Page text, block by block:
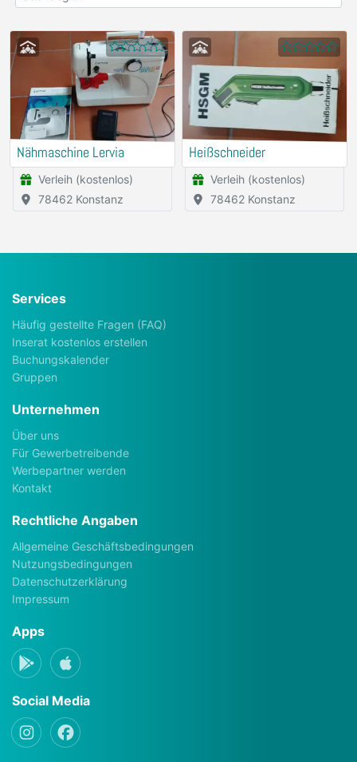
Nähmaschine Lervia
Verleih (kostenlos)
78462 Konstanz
Heißschneider
Verleih (kostenlos)
78462 Konstanz
Services
Häufig gestellte Fragen (FAQ)
Inserat kostenlos erstellen
Buchungskalender
Gruppen
Unternehmen
Über uns
Für Gewerbetreibende
Werbepartner werden
Kontakt
Rechtliche Angaben
Allgemeine Geschäftsbedingungen
Nutzungsbedingungen
Datenschutzerklärung
Impressum
Apps
Social Media